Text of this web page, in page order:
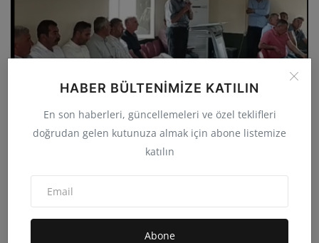
HABER BÜLTENIMIZE KATILIN
En son haberleri, güncellemeleri ve özel teklifleri
doğrudan gelen kutunuza almak için abone listemize
katılın
Abone
Kürecik Cemevi’nde Muharrem Ayı Vesilesiyle Aşure
admin Tem 4, 2026 0 12.8B